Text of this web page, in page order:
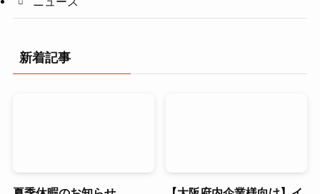
新着記事